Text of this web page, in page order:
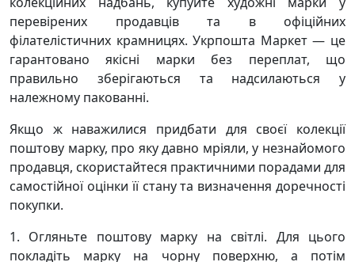
перевірених продавців та в офіційних
філателістичних крамницях. Укрпошта Маркет — це
гарантовано якісні марки без переплат, що
правильно зберігаються та надсилаються у
належному пакованні.
Якщо ж наважилися придбати для своєї колекції
поштову марку, про яку давно мріяли, у незнайомого
продавця, скористайтеся практичними порадами для
самостійної оцінки її стану та визначення доречності
покупки.
1. Огляньте поштову марку на світлі. Для цього
покладіть марку на чорну поверхню, а потім